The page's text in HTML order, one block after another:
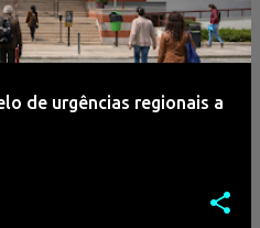
de urgências regionais a